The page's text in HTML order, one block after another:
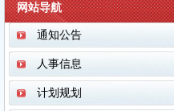
网站导航
通知公告
人事信息
计划规划